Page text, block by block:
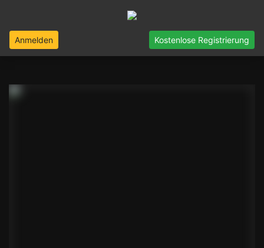
Anmelden Kostenlose Registrierung